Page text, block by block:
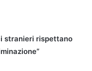
stranieri rispettano